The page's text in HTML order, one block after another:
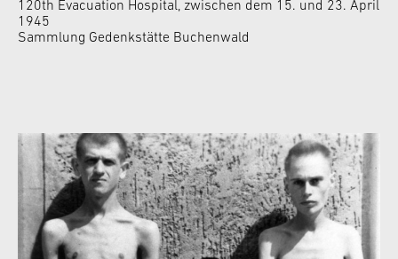
120th Evacuation Hospital, zwischen dem 15. und 23. April
1945
Sammlung Gedenkstätte Buchenwald